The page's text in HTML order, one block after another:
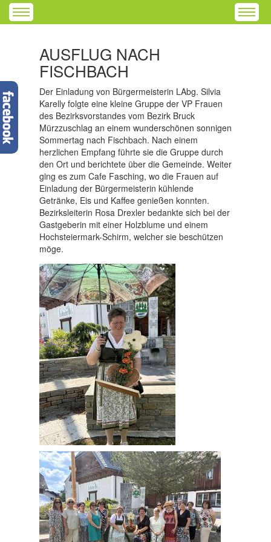
AUSFLUG NACH
FISCHBACH
Der Einladung von Bürgermeisterin LAbg. Silvia
Karelly folgte eine kleine Gruppe der VP Frauen
des Bezirksvorstandes vom Bezirk Bruck
Mürzzuschlag an einem wunderschönen sonnigen
Sommertag nach Fischbach. Nach einem
herzlichen Empfang führte sie die Gruppe durch
den Ort und berichtete über die Gemeinde. Weiter
ging es zum Cafe Fasching, wo die Frauen auf
Einladung der Bürgermeisterin kühlende
Getränke, Eis und Kaffee genießen konnten.
Bezirksleiterin Rosa Drexler bedankte sich bei der
Gastgeberin mit einer Holzblume und einem
Hochsteiermark-Schirm, welcher sie beschützen
möge.